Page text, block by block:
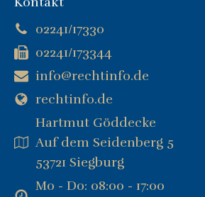
02241/17330
02241/173344
info@rechtinfo.de
rechtinfo.de
Hartmut Göddecke
Auf dem Seidenberg 5
53721 Siegburg
Mo - Do: 08:00 - 17:00